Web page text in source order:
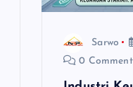
Sarwo
0